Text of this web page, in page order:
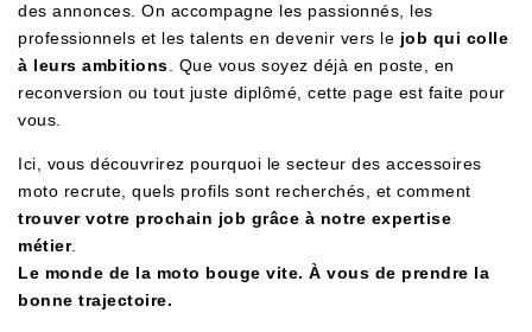
des annonces. On accompagne les passionnés, les
professionnels et les talents en devenir vers le job qui colle
à leurs ambitions . Que vous soyez déjà en poste, en
reconversion ou tout juste diplômé, cette page est faite pour
vous.
Ici, vous découvrirez pourquoi le secteur des accessoires
moto recrute, quels profils sont recherchés, et comment
trouver votre prochain job grâce à notre expertise
métier.
Le monde de la moto bouge vite. À vous de prendre la
bonne trajectoire.